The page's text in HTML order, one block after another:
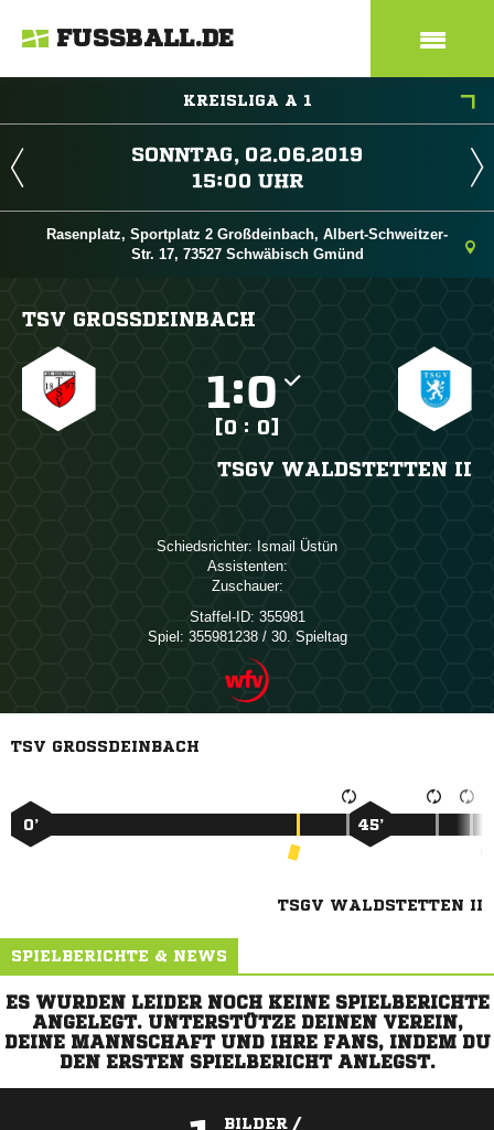
FUSSBALL.DE
KREISLIGA A 1
 
 
Rasenplatz, Sportplatz 2 Großdeinbach, Albert-Schweitzer-
Str. 17, 73527 Schwäbisch Gmünd
TSV GROSSDEINBACH
:
[0 : 0]
TSGV WALDSTETTEN II
Schiedsrichter:  
Assistenten:
Zuschauer:
Staffel-ID: 355981
Spiel: 355981238 / 30. Spieltag
TSV GROSSDEINBACH
0’ 45’
TSGV WALDSTETTEN II
SPIELBERICHTE & NEWS
ES WURDEN LEIDER NOCH KEINE SPIELBERICHTE
ANGELEGT. UNTERSTÜTZE DEINEN VEREIN,
DEINE MANNSCHAFT UND IHRE FANS, INDEM DU
DEN ERSTEN SPIELBERICHT ANLEGST.
BILDER /